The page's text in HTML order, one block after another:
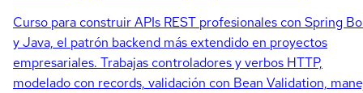
Curso para construir APIs REST profesionales con Spring
y Java, el patrón backend más extendido en proyectos
empresariales. Trabajas controladores y verbos HTTP,
modelado con records, validación con Bean Validation,